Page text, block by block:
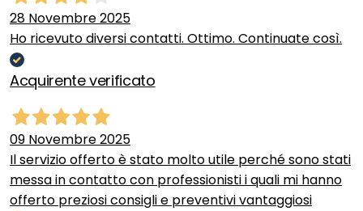
28 Novembre 2025
Ho ricevuto diversi contatti. Ottimo. Continuate così.
Acquirente verificato
09 Novembre 2025
Il servizio offerto è stato molto utile perché sono stati
messa in contatto con professionisti i quali mi hanno
offerto preziosi consigli e preventivi vantaggiosi